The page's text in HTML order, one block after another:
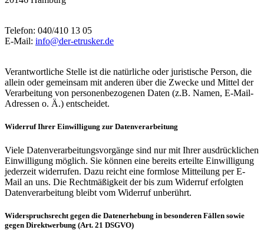
Telefon: 040/410 13 05
E-Mail: info@der-etrusker.de
Verantwortliche Stelle ist die natürliche oder juristische Person, die
allein oder gemeinsam mit anderen über die Zwecke und Mittel der
Verarbeitung von personenbezogenen Daten (z.B. Namen, E-Mail-
Adressen o. Ä.) entscheidet.
Widerruf Ihrer Einwilligung zur Datenverarbeitung
Viele Datenverarbeitungsvorgänge sind nur mit Ihrer ausdrücklichen
Einwilligung möglich. Sie können eine bereits erteilte Einwilligung
jederzeit widerrufen. Dazu reicht eine formlose Mitteilung per E-
Mail an uns. Die Rechtmäßigkeit der bis zum Widerruf erfolgten
Datenverarbeitung bleibt vom Widerruf unberührt.
Widerspruchsrecht gegen die Datenerhebung in besonderen Fällen sowie
gegen Direktwerbung (Art. 21 DSGVO)